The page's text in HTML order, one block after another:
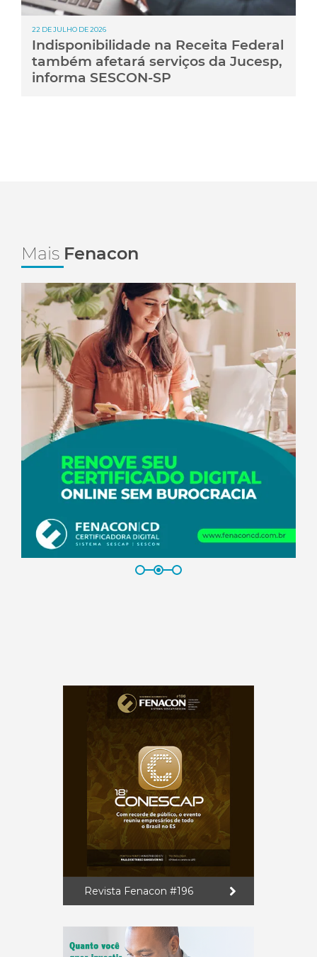
22 DE JULHO DE 2026
Indisponibilidade na Receita Federal
também afetará serviços da Jucesp,
informa SESCON-SP
Mais Fenacon
Revista Fenacon #196